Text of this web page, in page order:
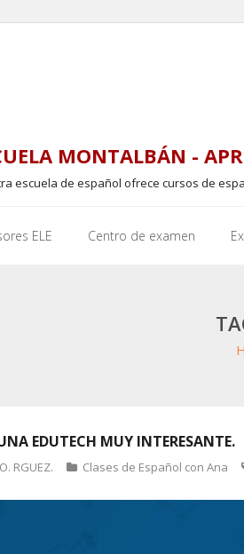
MONTALBÁN -
escuela de español ofrece cursos de
ELE Centro de examen
EDUTECH MUY INTERESANTE.
RGUEZ. Clases de Español con Ana